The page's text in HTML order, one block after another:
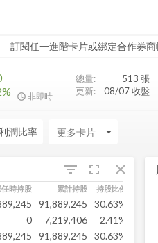
訂閱任一進階卡片或綁定合作券
非即時
總量: 513 張
更新:
08/07 收盤
潤比率 arrow_drop_down
fullscreen close
filter_list
任時持股 累計持股 持股比例 關係
91,889,245 30.63%
0 7,219,406 2.41%
91,889,245 30.63%